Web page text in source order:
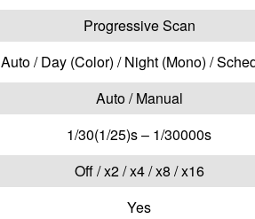
Progressive Scan
Auto / Day (Color) / Night (Mono) /
Auto / Manual
1/30(1/25)s – 1/30000s
Off / x2 / x4 / x8 / x16
Yes